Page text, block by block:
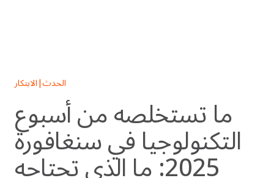
الابتكار |الحدث
ما تستخلصه من أسبوع
التكنولوجيا في سنغافورة
2025: ما الذي تحتاجه